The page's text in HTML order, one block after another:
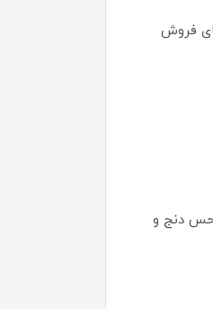
فروش
حس دنج و